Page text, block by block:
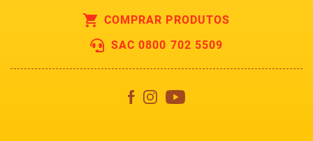
COMPRAR PRODUTOS
SAC 0800 702 5509